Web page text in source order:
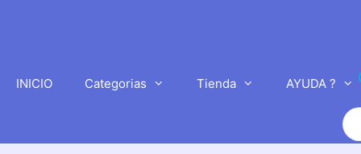
INICIO Categorias Tienda AYUDA ?
de